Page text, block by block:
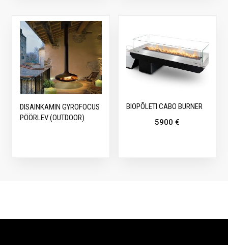
DISAINKAMIN GYROFOCUS
PÖÖRLEV (OUTDOOR)
BIOPÕLETI CABO BURNER
5900€